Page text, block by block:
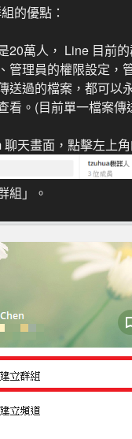
的優點：
20萬人， Line 目前
管理員的權限設定，
送過的檔案，都可以
看。(目前單一檔案
聊天畫面，點擊左上
組」。